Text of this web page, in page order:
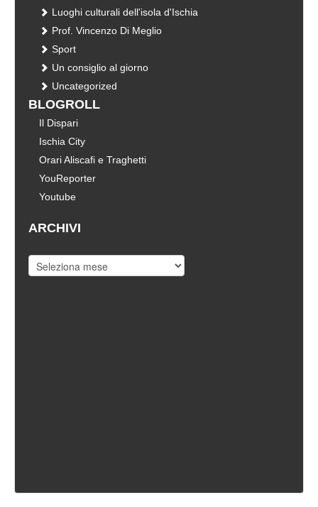
Luoghi culturali dell'isola d'Ischia
Prof. Vincenzo Di Meglio
Sport
Un consiglio al giorno
Uncategorized
BLOGROLL
Il Dispari
Ischia City
Orari Aliscafi e Traghetti
YouReporter
Youtube
ARCHIVI